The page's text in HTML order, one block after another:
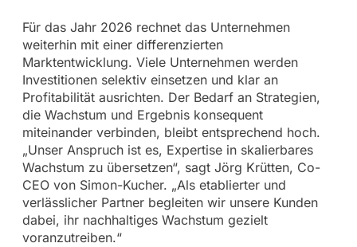
Für das Jahr 2026 rechnet das Unternehmen
weiterhin mit einer differenzierten
Marktentwicklung. Viele Unternehmen werden
Investitionen selektiv einsetzen und klar an
Profitabilität ausrichten. Der Bedarf an Strategien,
die Wachstum und Ergebnis konsequent
miteinander verbinden, bleibt entsprechend hoch.
„Unser Anspruch ist es, Expertise in skalierbares
Wachstum zu übersetzen“, sagt Jörg Krütten, Co-
CEO von Simon-Kucher. „Als etablierter und
verlässlicher Partner begleiten wir unsere Kunden
dabei, ihr nachhaltiges Wachstum gezielt
voranzutreiben.“